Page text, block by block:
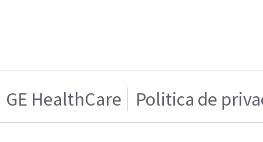
GE HealthCare Politica de